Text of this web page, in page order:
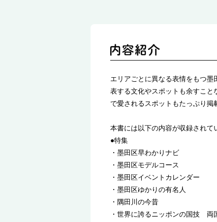
エリアごとに異なる表情をもつ
表する文化やスポットも余すこ
で愛されるスポットもたっぷり掲
本書には以下の内容が収録されて
●特集
・墨田区早わかりナビ
・墨田区モデルコース
・墨田区イベントカレンダー
・墨田区ゆかりの有名人
・隅田川の今昔
・世界に誇るニッポンの国技 両